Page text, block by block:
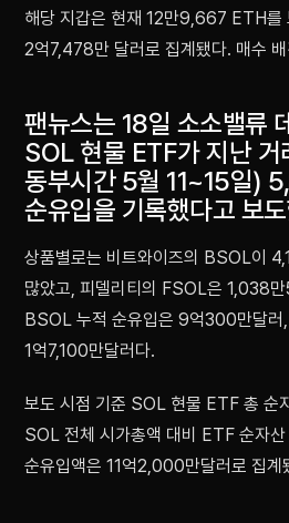
해당 지갑은 현재 12만9,667 ETH를
2억7,478만 달러로 집계됐다. 매수
팬뉴스는 18일 소소밸류
SOL 현물 ETF가 지난 거
동부시간 5월 11~15일)
순유입을 기록했다고 보
상품별로는 비트와이즈의 BSOL이
많았고, 피델리티의 FSOL은 1,038
BSOL 누적 순유입은 9억300만달러
1억7,100만달러다.
보도 시점 기준 SOL 현물 ETF 총 순
SOL 전체 시가총액 대비 ETF 순자
순유입액은 11억2,000만달러로 집계